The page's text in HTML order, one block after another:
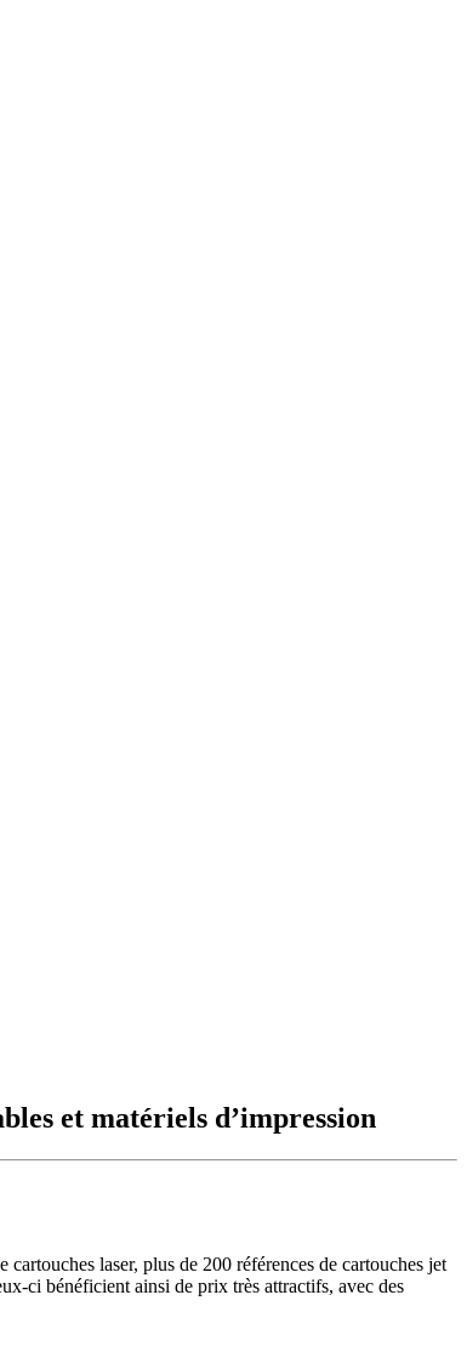
et matériels d’impression
laser, plus de 200 références de cartouches jet
ci bénéficient ainsi de prix très attractifs, avec des